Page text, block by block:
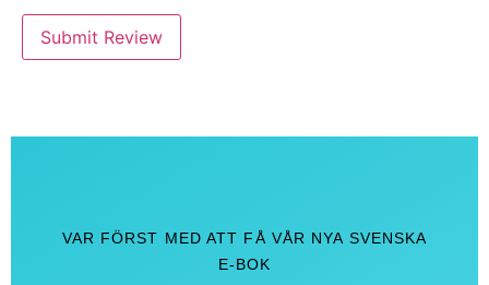
Submit Review
VAR FÖRST MED ATT FÅ VÅR NYA SVENSKA
E-BOK